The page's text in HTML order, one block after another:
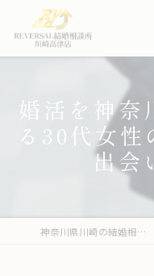
婚活を神奈
る30代女性
出会
神奈川県川崎の結婚相談所ならREVERSAL結婚相談所川崎高津店